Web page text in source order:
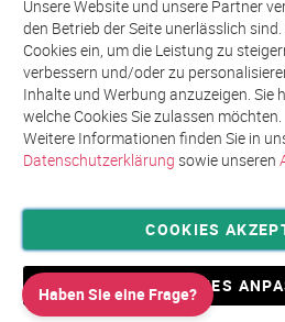
unseren
Newsletter
an:
Privatsphäre und Datenschutz
Allgemeine Geschäftsbedingungen
Impressum
Unsere Website und unsere Partner
den Betrieb der Seite unerlässlich
Cookies ein, um die Leistung zu
verbessern und/oder zu
Inhalte und Werbung anzuzeigen. Sie
welche Cookies Sie zulassen möchten.
Weitere Informationen finden Sie in
Datenschutzerklärung sowie unseren
COOKIES
COOKIES
Haben Sie eine Frage?